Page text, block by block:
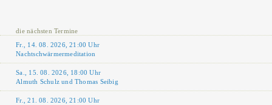
die nächsten Termine
Fr., 14. 08. 2026, 21:00 Uhr
Nachtschwärmermeditation
Sa., 15. 08. 2026, 18:00 Uhr
Almuth Schulz und Thomas Seibig
Fr., 21. 08. 2026, 21:00 Uhr